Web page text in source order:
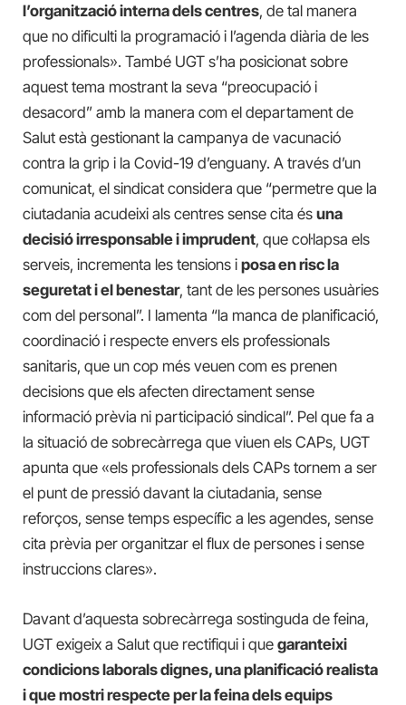
l’organització interna dels centres, de tal manera
que no dificulti la programació i l’agenda diària de les
professionals». També UGT s’ha posicionat sobre
aquest tema mostrant la seva “preocupació i
desacord” amb la manera com el departament de
Salut està gestionant la campanya de vacunació
contra la grip i la Covid-19 d’enguany. A través d’un
comunicat, el sindicat considera que “permetre que la
ciutadania acudeixi als centres sense cita és una
decisió irresponsable i imprudent, que col·lapsa els
serveis, incrementa les tensions i posa en risc la
seguretat i el benestar, tant de les persones usuàries
com del personal”. I lamenta “la manca de planificació,
coordinació i respecte envers els professionals
sanitaris, que un cop més veuen com es prenen
decisions que els afecten directament sense
informació prèvia ni participació sindical”. Pel que fa a
la situació de sobrecàrrega que viuen els CAPs, UGT
apunta que «els professionals dels CAPs tornem a ser
el punt de pressió davant la ciutadania, sense
reforços, sense temps específic a les agendes, sense
cita prèvia per organitzar el flux de persones i sense
instruccions clares».
Davant d’aquesta sobrecàrrega sostinguda de feina,
UGT exigeix a Salut que rectifiqui i que garanteixi
condicions laborals dignes, una planificació realista
i que mostri respecte per la feina dels equips